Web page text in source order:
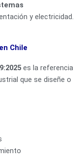
y electricidad.
Chile
es la referencia
que se diseñe o